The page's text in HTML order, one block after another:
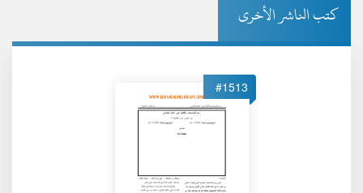
كتب الناشر الأخرى
#1513